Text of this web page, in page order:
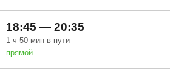
18:45 — 20:35
1 ч 50 мин в пути
прямой